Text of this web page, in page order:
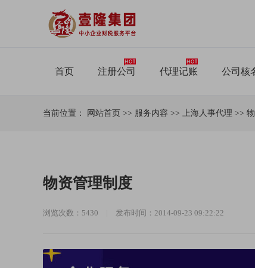
首页 注册公司 代理记账 公司核
当前位置： 网站首页 >> 服务内容 >> 上海人事代理 >>
物资管理制度
浏览次数：5430 发布时间：2014-09-23 09:22:22